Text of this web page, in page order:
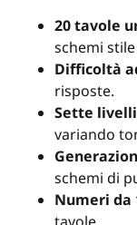
20 tavole
schemi
Difficoltà
risposte.
Sette
variando
schemi di
Numeri da